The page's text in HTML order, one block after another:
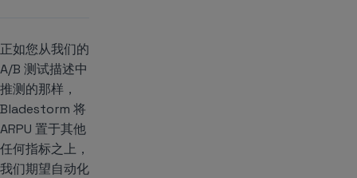
正如您从我们的
A/B 测试描述中
推测的那样，
Bladestorm 将
ARPU 置于其他
任何指标之上，
我们期望自动化